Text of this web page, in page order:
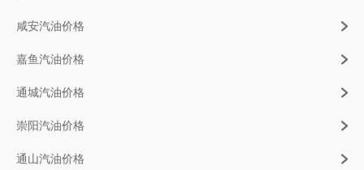
咸安汽油价格
嘉鱼汽油价格
通城汽油价格
崇阳汽油价格
通山汽油价格